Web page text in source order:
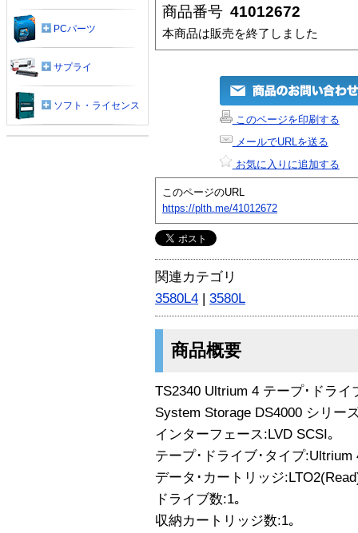
商品番号 41012672
本商品は販売を終了しました
このページを印刷する
メールでURLを送る
お気に入りに追加する
このページのURL
https://plth.me/41012672
関連カテゴリ
3580L4 | 3580L
商品概要
TS2340 Ultrium 4 テープ･ドライ
System Storage DS4000 シリー
インターフェース:LVD SCSI｡
テープ･ドライブ･タイプ:Ultrium
データ･カートリッジ
ドライブ数:1｡
収納カートリッジ数:1｡
PCパーツ
サプライ
ソフト・ライセンス